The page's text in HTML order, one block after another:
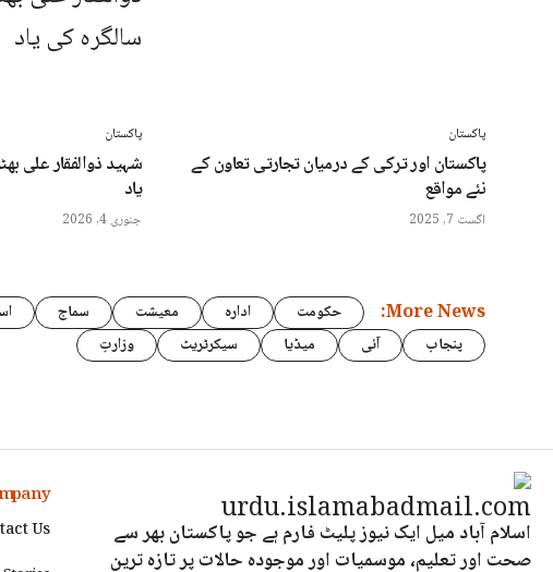
پاکستان
پاکستان اور ترکی کے درمیان تجارتی تعاون کے
نئے مواقع
اگست 7, 2025
پاکستان
شہید ذوالفقار علی
یاد
جنوری 4, 2026
More News: حکومت ادارہ معیشت سماج
پنجاب
آئی میڈیا سیکرٹریٹ وزارتِ
اسلام آباد میل ایک نیوز پلیٹ فارم ہے جو پاکستان بھر سے
صحت اور تعلیم، موسمیات اور موجودہ حالات پر تازہ ترین
Us